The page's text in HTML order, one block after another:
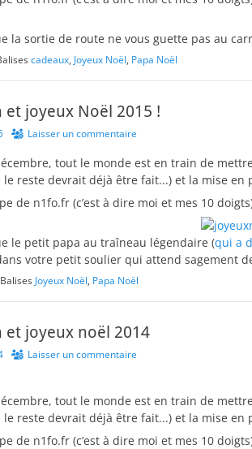
la sortie de route ne vous guette pas au
cadeaux, Joyeux Noël, Papa Noël
et joyeux Noël 2015 !
Laisser un commentaire
tout le monde est en train de
reste devrait déjà être fait...) et la mise en
de n1fo.fr (c’est à dire moi et mes 10
le petit papa au traîneau légendaire (qui a
votre petit soulier qui attend sagement
Balises Joyeux Noël, Papa Noël
et joyeux noël 2014
Laisser un commentaire
tout le monde est en train de
reste devrait déjà être fait...) et la mise en
de n1fo.fr (c’est à dire moi et mes 10